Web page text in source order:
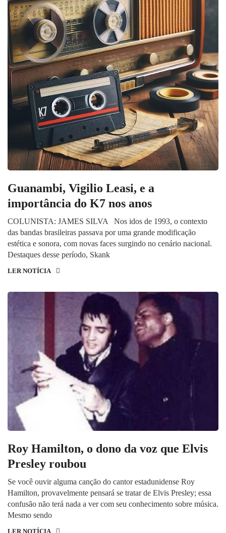
Guanambi, Vigilio Leasi, e a
importância do K7 nos anos
COLUNISTA: JAMES SILVA Nos idos de 1993, o contexto
das bandas brasileiras passava por uma grande modificação
estética e sonora, com novas faces surgindo no cenário nacional.
Destaques desse período, Skank
LER NOTÍCIA
Roy Hamilton, o dono da voz que Elvis
Presley roubou
Se você ouvir alguma canção do cantor estadunidense Roy
Hamilton, provavelmente pensará se tratar de Elvis Presley; essa
confusão não terá nada a ver com seu conhecimento sobre música.
Mesmo sendo
LER NOTÍCIA